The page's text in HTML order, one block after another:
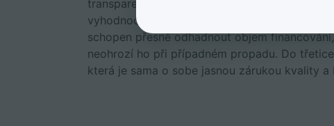
transparentní, žádné skryté poplatky nebo
vyhodnocení a schválení financování je
schopen přesně odhadnout objem
neohrozí ho při případném propadu. Do
která je sama o sobe jasnou zárukou kvality